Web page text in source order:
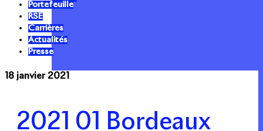
Portefeuille
RSE
Carrières
Actualités
Presse
18 janvier 2021
2021 01 Bordeaux